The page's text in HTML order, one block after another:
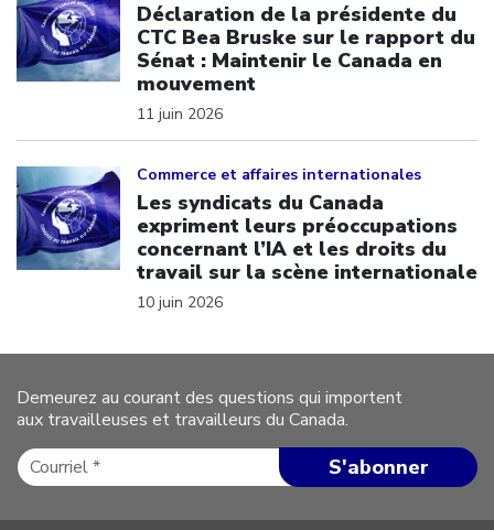
Déclaration de la présidente du
CTC Bea Bruske sur le rapport du
Sénat : Maintenir le Canada en
mouvement
11 juin 2026
Commerce et affaires internationales
Les syndicats du Canada
expriment leurs préoccupations
concernant l’IA et les droits du
travail sur la scène internationale
10 juin 2026
Demeurez au courant des questions qui importent
aux travailleuses et travailleurs du Canada.